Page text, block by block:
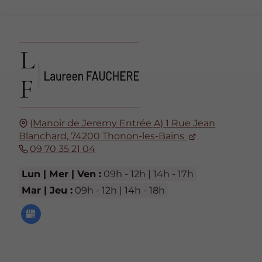
(Manoir de Jeremy Entrée A) 1 Rue Jean
Blanchard, 74200 Thonon-les-Bains
09 70 35 21 04
Lun | Mer | Ven : 09h - 12h | 14h - 17h
Mar | Jeu : 09h - 12h | 14h - 18h